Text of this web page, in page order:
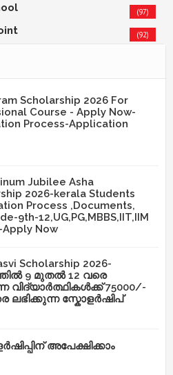
(97)
(92)
Scholarship 2026 For
Course - Apply Now-
Process-Application
Jubilee Asha
2026-kerala Students
Process ,Documents,
9th-12,UG,PG,MBBS,IIT,IIM
Apply Now
Scholarship 2026-
9 മുതൽ 12 വരെ
വിദ്യാർത്ഥികൾക്ക് 75000/-
ലഭിക്കുന്ന സ്കോളർഷിപ്
അപേക്ഷിക്കാം